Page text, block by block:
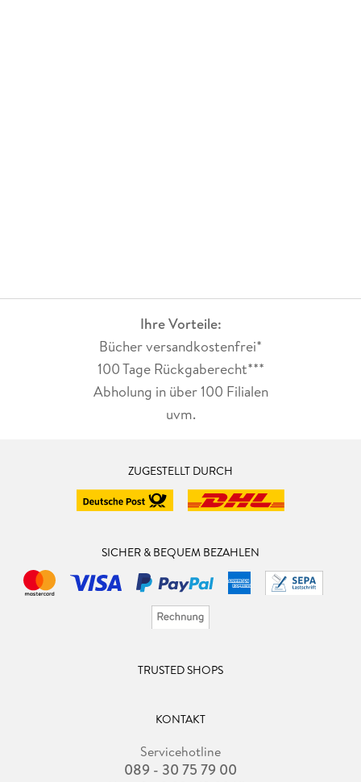
Newsletter: https://www. subscribepage. com/w5x4p1
Ihre Vorteile:
Bücher versandkostenfrei*
100 Tage Rückgaberecht***
Abholung in über 100 Filialen
uvm.
ZUGESTELLT DURCH
SICHER & BEQUEM BEZAHLEN
TRUSTED SHOPS
KONTAKT
Servicehotline
089 - 30 75 79 00